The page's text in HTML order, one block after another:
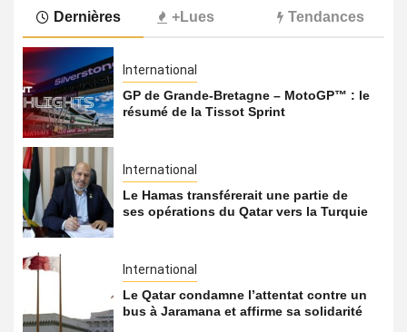
Dernières +Lues Tendances
International
GP de Grande-Bretagne – MotoGP™ : le
résumé de la Tissot Sprint
International
Le Hamas transférerait une partie de
ses opérations du Qatar vers la Turquie
International
Le Qatar condamne l’attentat contre un
bus à Jaramana et affirme sa solidarité